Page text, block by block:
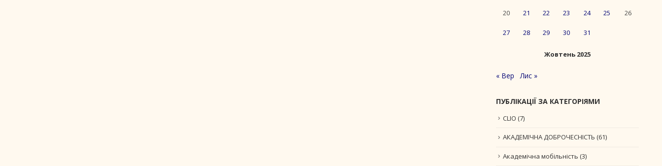
Жовтень 2025
20 21 22 23 24 25 26
27 28 29 30 31
« Вер Лис »
ПУБЛІКАЦІЇ ЗА КАТЕГОРІЯМИ
CLIO (7)
АКАДЕМІЧНА ДОБРОЧЕСНІСТЬ (61)
Академічна мобільність (3)